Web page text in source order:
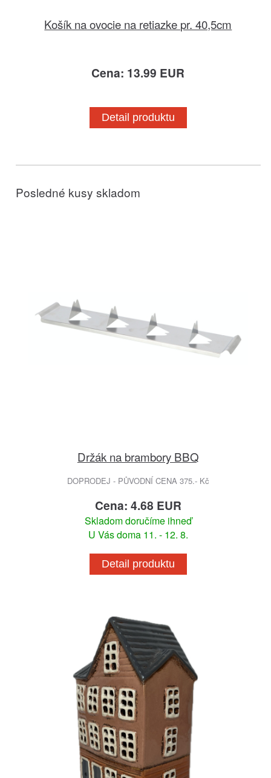
Košík na ovocie na retiazke pr. 40,5cm
Cena: 13.99 EUR
Detail produktu
Posledné kusy skladom
Držák na brambory BBQ
DOPRODEJ - PŮVODNÍ CENA 375.- Kč
Cena: 4.68 EUR
Skladom doručíme ihneď
U Vás doma 11. - 12. 8.
Detail produktu